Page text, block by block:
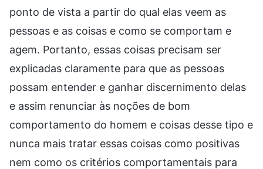
ponto de vista a partir do qual elas veem as
pessoas e as coisas e como se comportam e
agem. Portanto, essas coisas precisam ser
explicadas claramente para que as pessoas
possam entender e ganhar discernimento delas
e assim renunciar às noções de bom
comportamento do homem e coisas desse tipo e
nunca mais tratar essas coisas como positivas
nem como os critérios comportamentais para